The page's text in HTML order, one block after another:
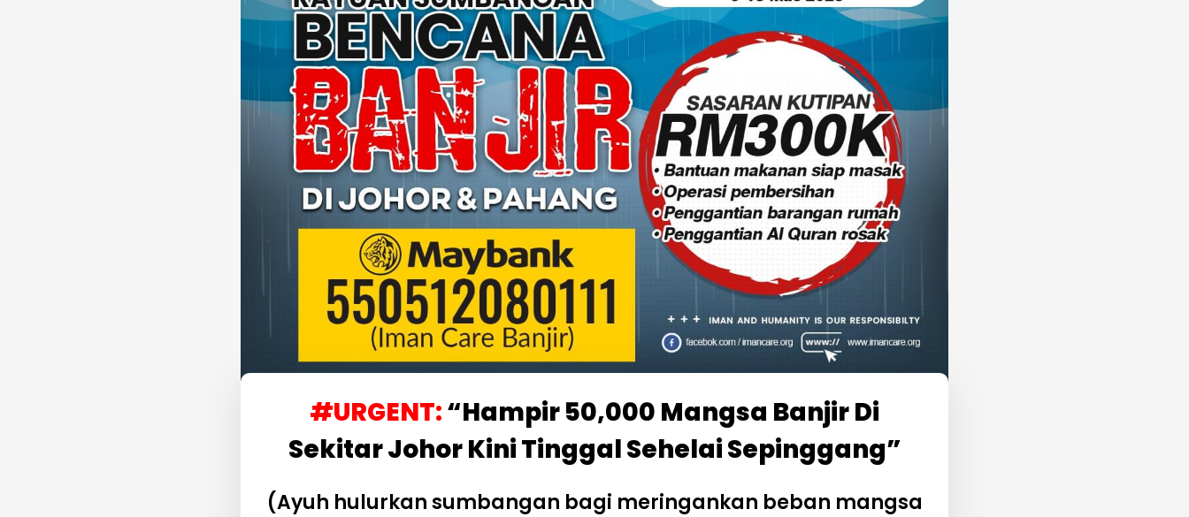
#URGENT:“Hampir 50,000 Mangsa Banjir Di
Sekitar Johor Kini Tinggal Sehelai Sepinggang”
(Ayuh hulurkan sumbangan bagi meringankan beban mangsa